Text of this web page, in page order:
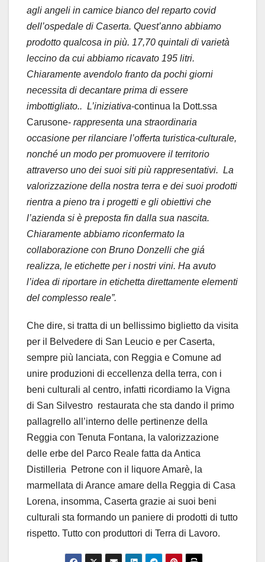
agli angeli in camice bianco del reparto covid
dell’ospedale di Caserta. Quest’anno abbiamo
prodotto qualcosa in più. 17,70 quintali di varietà
leccino da cui abbiamo ricavato 195 litri.
Chiaramente avendolo franto da pochi giorni
necessita di decantare prima di essere
imbottigliato.. L’iniziativa-continua la Dott.ssa
Carusone- rappresenta una straordinaria
occasione per rilanciare l’offerta turistica-culturale,
nonché un modo per promuovere il territorio
attraverso uno dei suoi siti più rappresentativi. La
valorizzazione della nostra terra e dei suoi prodotti
rientra a pieno tra i progetti e gli obiettivi che
l’azienda si è preposta fin dalla sua nascita.
Chiaramente abbiamo riconfermato la
collaborazione con Bruno Donzelli che giá
realizza, le etichette per i nostri vini. Ha avuto
l’idea di riportare in etichetta direttamente elementi
del complesso reale”.
Che dire, si tratta di un bellissimo biglietto da visita
per il Belvedere di San Leucio e per Caserta,
sempre più lanciata, con Reggia e Comune ad
unire produzioni di eccellenza della terra, con i
beni culturali al centro, infatti ricordiamo la Vigna
di San Silvestro restaurata che sta dando il primo
pallagrello all’interno delle pertinenze della
Reggia con Tenuta Fontana, la valorizzazione
delle erbe del Parco Reale fatta da Antica
Distilleria Petrone con il liquore Amarè, la
marmellata di Arance amare della Reggia di Casa
Lorena, insomma, Caserta grazie ai suoi beni
culturali sta formando un paniere di prodotti di tutto
rispetto. Tutto con produttori di Terra di Lavoro.